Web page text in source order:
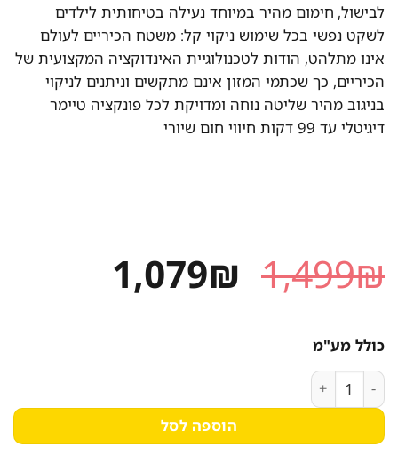
לבישול, חימום מהיר במיוחד נעילה בטיחותית לילדים
לשקט נפשי בכל שימוש ניקוי קל: משטח הכיריים לעולם
אינו מתלהט, הודות לטכנולוגיית האינדוקציה המקצועית של
הכיריים, כך שכתמי המזון אינם מתקשים וניתנים לניקוי
בניגוב מהיר שליטה נוחה ומדויקת לכל פונקציה טיימר
דיגיטלי עד 99 דקות חיווי חום שיורי
1,499₪ המחיר
המקורי
1,079₪ המחיר
כולל מע"מ
כמות של כיריים אינדוקציה - 58 ס"מ Normande ND-6555
הוספה לסל